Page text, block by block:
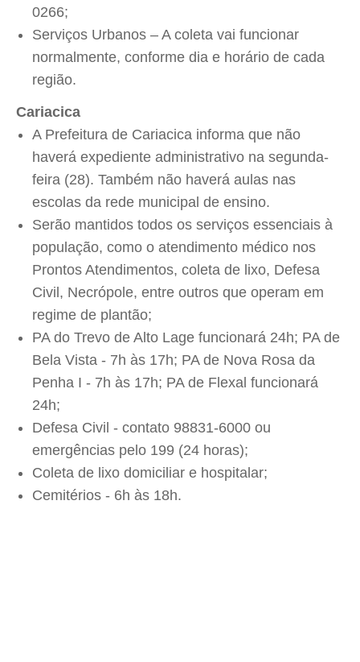
0266;
Serviços Urbanos – A coleta vai funcionar
normalmente, conforme dia e horário de cada
região.
Cariacica
A Prefeitura de Cariacica informa que não
haverá expediente administrativo na segunda-
feira (28). Também não haverá aulas nas
escolas da rede municipal de ensino.
Serão mantidos todos os serviços essenciais à
população, como o atendimento médico nos
Prontos Atendimentos, coleta de lixo, Defesa
Civil, Necrópole, entre outros que operam em
regime de plantão;
PA do Trevo de Alto Lage funcionará 24h; PA de
Bela Vista - 7h às 17h; PA de Nova Rosa da
Penha I - 7h às 17h; PA de Flexal funcionará
24h;
Defesa Civil - contato 98831-6000 ou
emergências pelo 199 (24 horas);
Coleta de lixo domiciliar e hospitalar;
Cemitérios - 6h às 18h.